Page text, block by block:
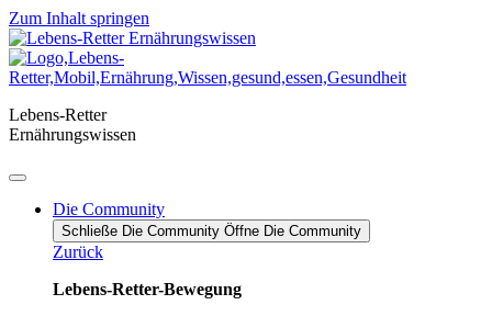
Zum Inhalt springen
Lebens-Retter
Ernährungswissen
Die Community
Schließe Die Community Öffne Die Community
Zurück
Lebens-Retter-Bewegung